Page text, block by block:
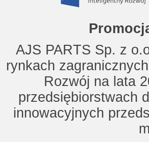
AJS PARTS Sp. z
rynkach
Rozwój na lata
przedsiębiorstwach
innowacyjnych